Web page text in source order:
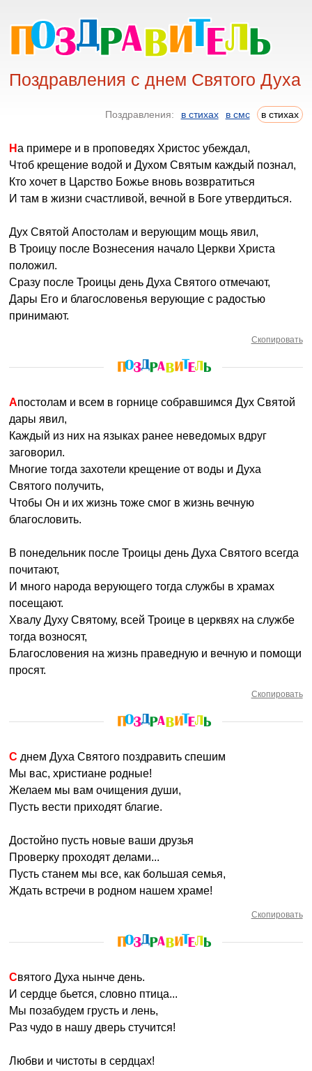
Поздравления с днем Святого Духа
Поздравления: в стихах в смс в стихах
На примере и в проповедях Христос убеждал,
Чтоб крещение водой и Духом Святым каждый познал,
Кто хочет в Царство Божье вновь возвратиться
И там в жизни счастливой, вечной в Боге утвердиться.
Дух Святой Апостолам и верующим мощь явил,
В Троицу после Вознесения начало Церкви Христа
положил.
Сразу после Троицы день Духа Святого отмечают,
Дары Его и благословенья верующие с радостью
принимают.
Скопировать
Апостолам и всем в горнице собравшимся Дух Святой
дары явил,
Каждый из них на языках ранее неведомых вдруг
заговорил.
Многие тогда захотели крещение от воды и Духа
Святого получить,
Чтобы Он и их жизнь тоже смог в жизнь вечную
благословить.
В понедельник после Троицы день Духа Святого всегда
почитают,
И много народа верующего тогда службы в храмах
посещают.
Хвалу Духу Святому, всей Троице в церквях на службе
тогда возносят,
Благословения на жизнь праведную и вечную и помощи
просят.
Скопировать
С днем Духа Святого поздравить спешим
Мы вас, христиане родные!
Желаем мы вам очищения души,
Пусть вести приходят благие.
Достойно пусть новые ваши друзья
Проверку проходят делами...
Пусть станем мы все, как большая семья,
Ждать встречи в родном нашем храме!
Скопировать
Святого Духа нынче день.
И сердце бьется, словно птица...
Мы позабудем грусть и лень,
Раз чудо в нашу дверь стучится!
Любви и чистоты в сердцах!